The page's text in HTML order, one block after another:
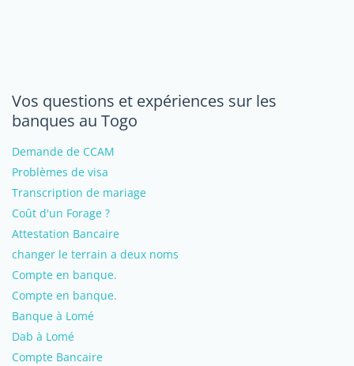
Vos questions et expériences sur les
banques au Togo
Demande de CCAM
Problèmes de visa
Transcription de mariage
Coût d'un Forage ?
Attestation Bancaire
changer le terrain a deux noms
Compte en banque.
Compte en banque.
Banque à Lomé
Dab à Lomé
Compte Bancaire